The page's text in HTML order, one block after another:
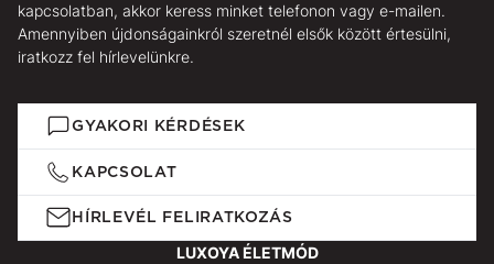
kapcsolatban, akkor keress minket telefonon vagy e-mailen.
Amennyiben újdonságainkról szeretnél elsők között értesülni,
iratkozz fel hírlevelünkre.
GYAKORI KÉRDÉSEK
KAPCSOLAT
HÍRLEVÉL FELIRATKOZÁS
LUXOYA ÉLETMÓD